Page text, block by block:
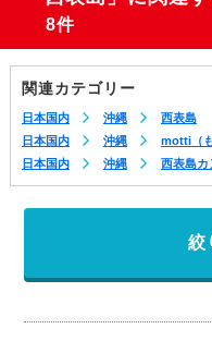
8件
関連カテゴリー
日本国内 沖縄
西表島
日本国内
沖縄
motti（
日本国内
沖縄 西表島カ
絞